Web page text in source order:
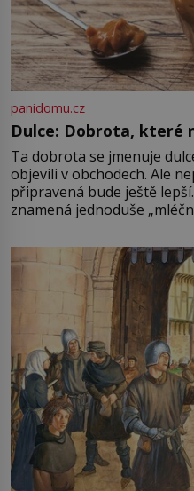
panidomu.cz
Dulce: Dobrota, které
Ta dobrota se jmenuje
objevili v obchodech. Ale
připravená bude ještě
znamená jednoduše
pře hned několik
Francie, kde se traduje,